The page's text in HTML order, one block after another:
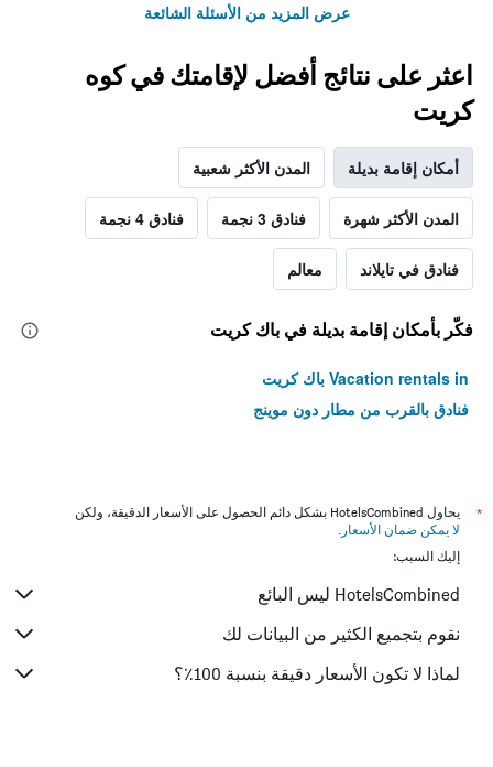
عرض المزيد من الأسئلة الشائعة
اعثر على نتائج أفضل لإقامتك في كوه
كريت
أمكان إقامة بديلة المدن الأكثر شعبية
المدن الأكثر شهرة فنادق 3 نجمة فنادق 4 نجمة
فنادق في تايلاند معالم
فكّر بأمكان إقامة بديلة في باك كريت
Vacation rentals in باك كريت
فنادق بالقرب من مطار دون موينج
*
يحاول HotelsCombined بشكل دائم الحصول على الأسعار الدقيقة، ولكن
لا يمكن ضمان الأسعار .
إليك السبب:
HotelsCombined ليس البائع
نقوم بتجميع الكثير من البيانات لك
لماذا لا تكون الأسعار دقيقة بنسبة 100٪؟